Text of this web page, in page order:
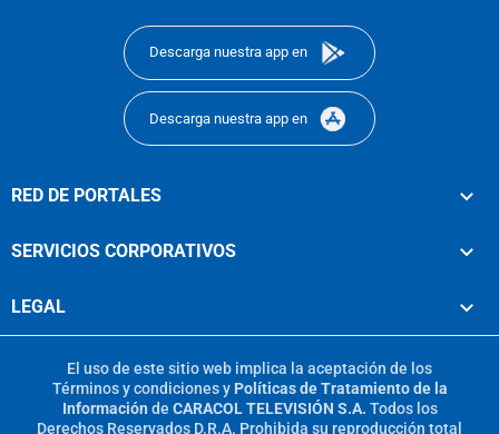
Descarga nuestra app en
Descarga nuestra app en
RED DE PORTALES
SERVICIOS CORPORATIVOS
LEGAL
El uso de este sitio web implica la aceptación de los
Términos y condicionesy Políticas de Tratamiento de la
Información de CARACOL TELEVISIÓN S.A. Todos los
Derechos Reservados D.R.A. Prohibida su reproducción total